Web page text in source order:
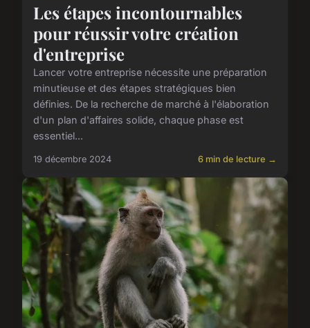
Les étapes incontournables
pour réussir votre création
d'entreprise
Lancer votre entreprise nécessite une préparation
minutieuse et des étapes stratégiques bien
définies. De la recherche de marché à l'élaboration
d'un plan d'affaires solide, chaque phase est
essentiel...
19 décembre 2024 6 min de lecture →